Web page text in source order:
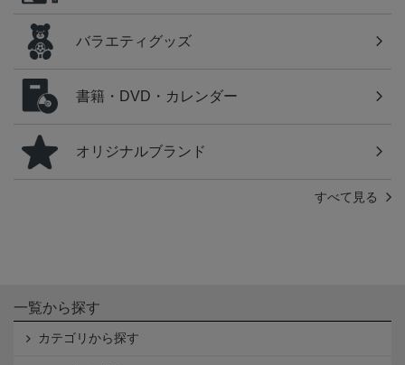
バラエティグッズ
書籍・DVD・カレンダー
オリジナルブランド
すべて見る
一覧から探す
カテゴリから探す